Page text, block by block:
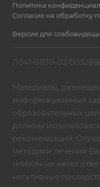
Политика
Согласие на обработку
Версия для
Л041-01170-02/
Материалы,
информационный
образовательных
должны
рекомендаций.
методики лечения
«НИКА» не несет
негативные